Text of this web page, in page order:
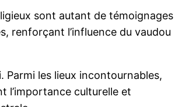
sont autant de témoignages
renforçant l’influence du vaudou
les lieux incontournables,
l’importance culturelle et